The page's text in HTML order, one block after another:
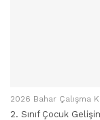
SEPETE
2026 Bahar Çalışma
2. Sınıf Çocuk